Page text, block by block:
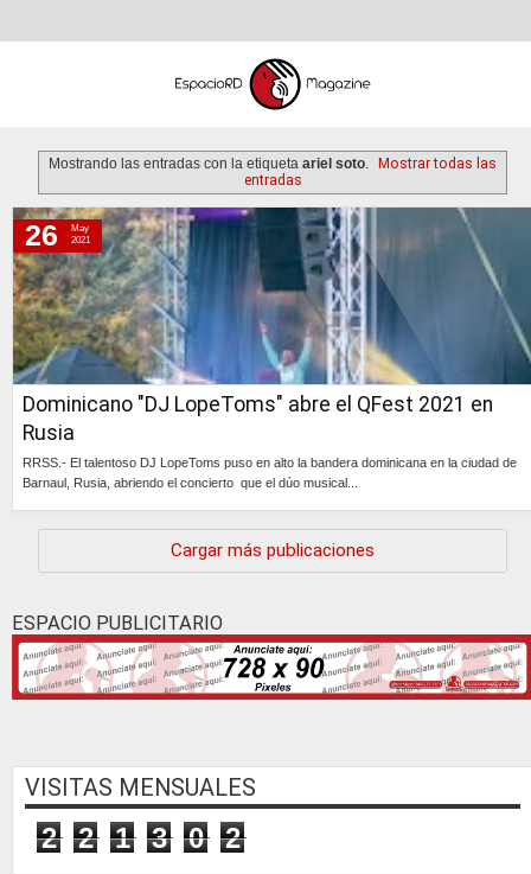
Mostrando las entradas con la etiquetaariel soto
Mostrar todas las
entradas
miércoles, 26 de mayo de 2021
Dominicano "DJ LopeToms" abre el QFest 2021 en
Rusia
RRSS.- El talentoso DJ LopeToms puso en alto la bandera dominicana en la ciudad de
Barnaul, Rusia, abriendo el concierto que el dúo musical...
26
May
2021
Cargar más publicaciones
ESPACIO PUBLICITARIO
VISITAS MENSUALES
2 2 1 3 0 2